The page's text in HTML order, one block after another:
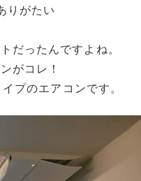
りがたい
だったんですよね。
がコレ！
プのエアコンです。